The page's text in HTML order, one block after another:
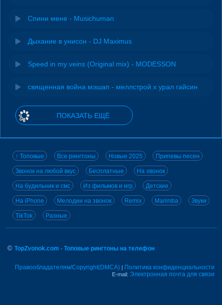
Спини мене - Musichuman
Дыхание в унисон - DJ Maximus
Speed in my veins (Original mix) - MODESSON
священная война мэшап - меллстрой х урал гайсин
ПОКАЗАТЬ ЕЩЁ
↑ Топовые Все рингтоны Новые 2025 Припевы песен
Звонок на любой вкус Бесплатные На звонок
На будильник и смс Из фильмов и игр Детские
На iPhone Мелодии на звонок Remix Marimba Звуки
TikTok Разные
© TopZvonok.com - Топовые рингтоны на телефон
Правообладателям/Copyright(DMCA) | Политика конфиденциальности
E-mail: Электронная почта для связи